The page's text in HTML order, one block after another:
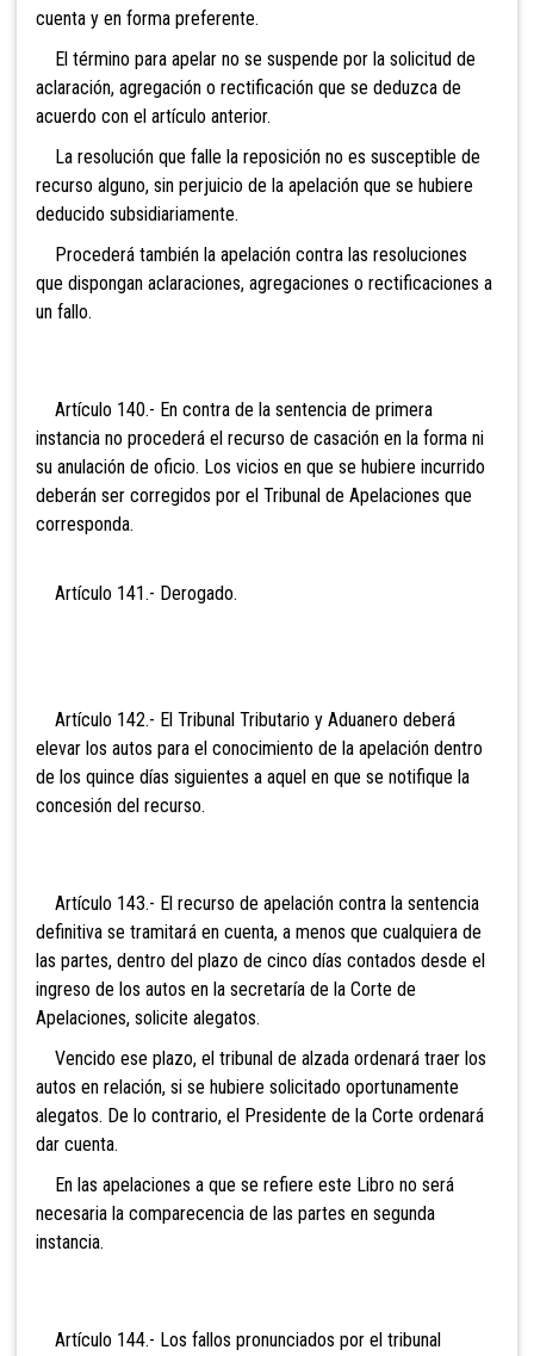
cuenta y en forma preferente.
El término para apelar no se suspende por la solicitud de
aclaración, agregación o rectificación que se deduzca de
acuerdo con el artículo anterior.
La resolución que falle la reposición no es susceptible de
recurso alguno, sin perjuicio de la apelación que se hubiere
deducido subsidiariamente.
Procederá también la apelación contra las resoluciones
que dispongan aclaraciones, agregaciones o rectificaciones a
un fallo.
Artículo 140.- En contra de la sentencia de primera
instancia no procederá el recurso de casación en la forma ni
su anulación de oficio. Los vicios en que se hubiere incurrido
deberán ser corregidos por el Tribunal de Apelaciones que
corresponda.
Artículo 141.- Derogado.
Artículo 142.- El Tribunal Tributario y Aduanero deberá
elevar los autos para el conocimiento de la apelación dentro
de los quince días siguientes a aquel en que se notifique la
concesión del recurso.
Artículo 143.- El recurso de apelación contra la sentencia
definitiva se tramitará en cuenta, a menos que cualquiera de
las partes, dentro del plazo de cinco días contados desde el
ingreso de los autos en la secretaría de la Corte de
Apelaciones, solicite alegatos.
Vencido ese plazo, el tribunal de alzada ordenará traer los
autos en relación, si se hubiere solicitado oportunamente
alegatos. De lo contrario, el Presidente de la Corte ordenará
dar cuenta.
En las apelaciones a que se refiere este Libro no será
necesaria la comparecencia de las partes en segunda
instancia.
Artículo 144.- Los fallos pronunciados por el tribunal